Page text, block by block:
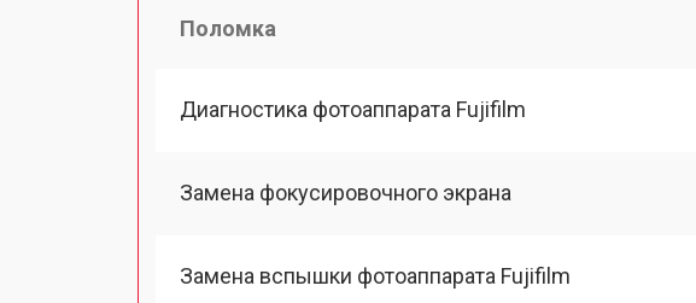
Поломка
Диагностика фотоаппарата Fujifilm
Замена фокусировочного экрана
Замена вспышки фотоаппарата Fujifilm